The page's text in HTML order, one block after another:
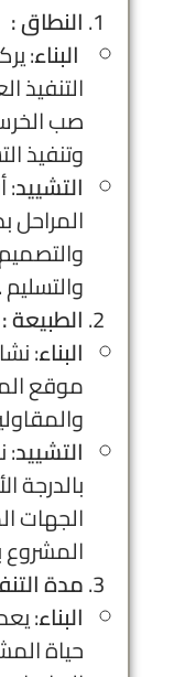
النطاق :
البناء:
التنفيذ
صب
وتنفيذ
التشييد:
المراحل
والتسليم .
الطبيعة :
البناء:
موقع
التشييد:
بالدرجة
الجهات
مدة
البناء:
حياة